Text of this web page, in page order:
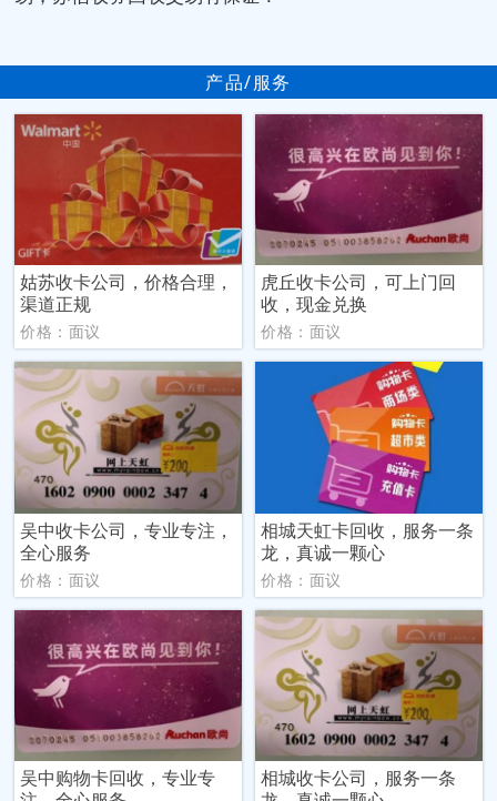
产品/服务
姑苏收卡公司，价格合理，
渠道正规
价格：面议
虎丘收卡公司，可上门回
收，现金兑换
价格：面议
吴中收卡公司，专业专注，
全心服务
价格：面议
相城天虹卡回收，服务一条
龙，真诚一颗心
价格：面议
吴中购物卡回收，专业专
相城收卡公司，服务一条